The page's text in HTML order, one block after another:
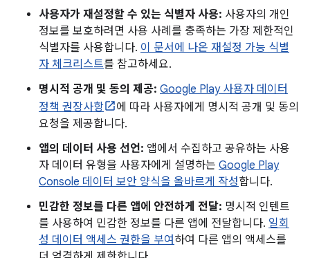
사용자가 재설정할 수 있는 식별자 사용: 사용자의 개인
정보를 보호하려면 사용 사례를 충족하는 가장 제한적인
식별자를 사용합니다. 이 문서에 나온 재설정 가능 식별
자 체크리스트를 참고하세요.
명시적 공개 및 동의 제공: Google Play 사용자 데이터
정책 권장사항
에 따라 사용자에게 명시적 공개 및 동의
요청을 제공합니다.
앱의 데이터 사용 선언: 앱에서 수집하고 공유하는 사용
자 데이터 유형을 사용자에게 설명하는 Google Play
Console 데이터 보안 양식을 올바르게 작성합니다.
민감한 정보를 다른 앱에 안전하게 전달: 명시적 인텐트
를 사용하여 민감한 정보를 다른 앱에 전달합니다. 일회
성 데이터 액세스 권한을 부여 하여 다른 앱의 액세스를